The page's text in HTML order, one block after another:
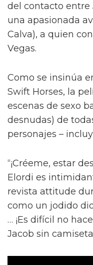
del contacto entre
una apasionada
Calva), a quien
Vegas.
Como se insinúa
Swift Horses, la
escenas de sexo
desnudas) de
personajes –
“¡Créeme, estar
Elordi es
revista attitude
como un jodido
… ¡Es difícil no
Jacob sin